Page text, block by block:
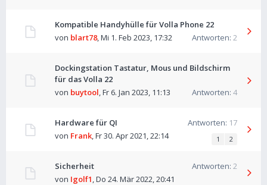
Kompatible Handyhülle für Volla Phone 22
Antworten: 2
von blart78,Mi 1. Feb 2023, 17:32
Dockingstation Tastatur, Mous und Bildschirm
für das Volla 22
Antworten: 4
von buytool,Fr 6. Jan 2023, 11:13
Hardware für QI Antworten: 17
von Frank,Fr 30. Apr 2021, 22:14 1 2
Sicherheit Antworten: 2
von Igolf1,Do 24. Mär 2022, 20:41